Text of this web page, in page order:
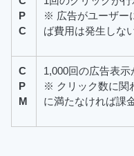
P
C
※ 広告がユーザー
ば費用は発生しな
C
P
M
1,000回の広告表
※ クリック数に関
に満たなければ課